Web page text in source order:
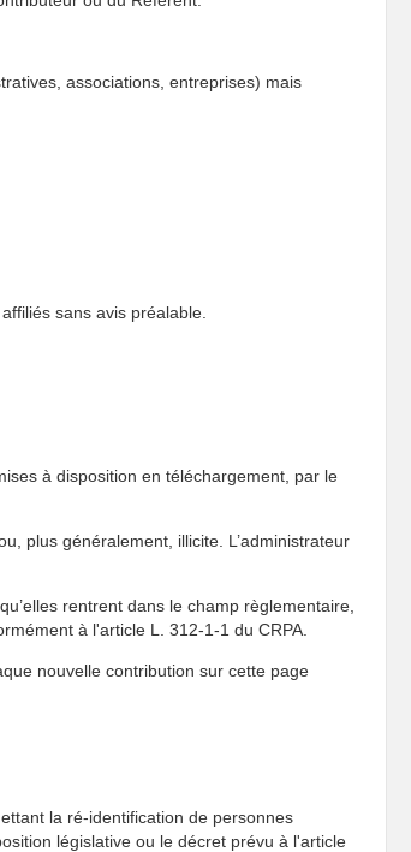
associations, entreprises) mais
sans avis préalable.
à disposition en téléchargement, par le
plus généralement, illicite. L’administrateur
rentrent dans le champ règlementaire,
à l'article L. 312-1-1 du CRPA.
nouvelle contribution sur cette page
la ré-identification de personnes
législative ou le décret prévu à l'article